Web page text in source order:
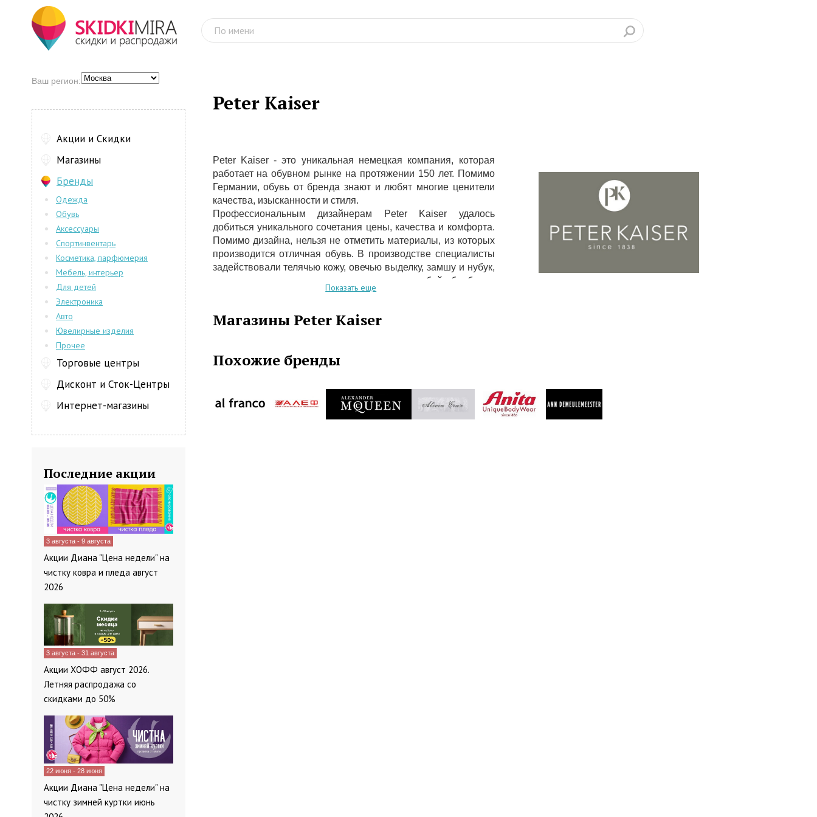
Peter Kaiser
Peter Kaiser - это уникальная немецкая компания, которая
работает на обувном рынке на протяжении 150 лет. Помимо
Германии, обувь от бренда знают и любят многие ценители
качества, изысканности и стиля.
Профессиональным дизайнерам Peter Kaiser удалось
добиться уникального сочетания цены, качества и комфорта.
Помимо дизайна, нельзя не отметить материалы, из которых
производится отличная обувь. В производстве специалисты
задействовали телячью кожу, овечью выделку, замшу и нубук,
причем все этим материалы подвергаются особой обработке,
что позволяет сделать обувь очень устойчивой как к влаге, так
так и для деток и женщин. Любая обувь от Peter Kaiser, будь
инновационной технологии производства колодки.
аксессуары, которые помогут завершить образ.
Показать еще
Магазины Peter Kaiser
Похожие бренды
Ваш регион:
Акции и Скидки
Магазины
Бренды
Одежда
Обувь
Аксессуары
Спортинвентарь
Косметика, парфюмерия
Мебель, интерьер
Для детей
Электроника
Авто
Ювелирные изделия
Прочее
Торговые центры
Дисконт и Сток-Центры
Интернет-магазины
Последние акции
3 августа - 9 августа
Акции Диана "Цена недели" на
чистку ковра и пледа август
2026
3 августа - 31 августа
Акции ХОФФ август 2026.
Летняя распродажа со
скидками до 50%
22 июня - 28 июня
Акции Диана "Цена недели" на
чистку зимней куртки июнь